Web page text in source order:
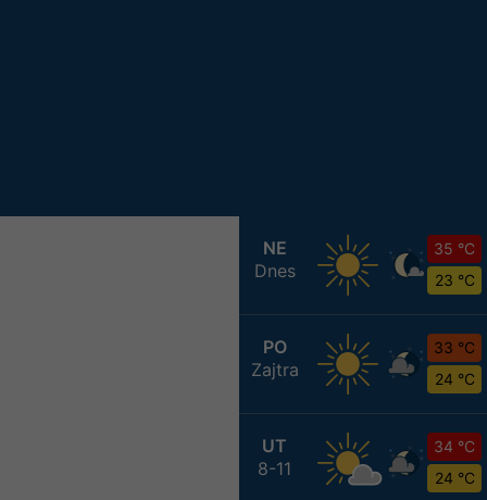
NE
Dnes
35 °C
23 °C
PO
Zajtra
33 °C
24 °C
UT
8-11
34 °C
24 °C